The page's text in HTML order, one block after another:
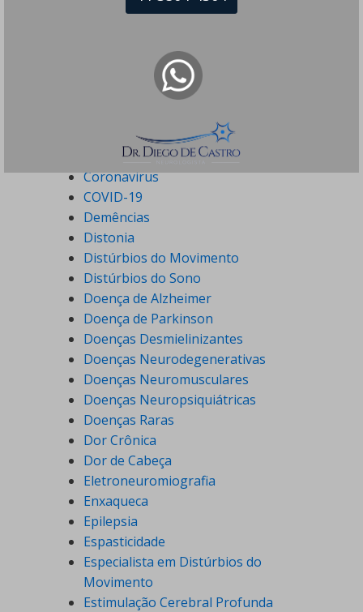
Especialidades
Acidente Vascular Cerebral
Canabidiol
Coronavirus
COVID-19
Demências
Distonia
Distúrbios do Movimento
Distúrbios do Sono
Doença de Alzheimer
Doença de Parkinson
Doenças Desmielinizantes
Doenças Neurodegenerativas
Doenças Neuromusculares
Doenças Neuropsiquiátricas
Doenças Raras
Dor Crônica
Dor de Cabeça
Eletroneuromiografia
Enxaqueca
Epilepsia
Espasticidade
Especialista em Distúrbios do
Movimento
Estimulação Cerebral Profunda